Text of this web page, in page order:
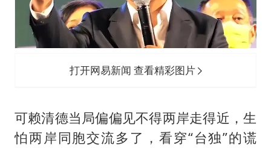
打开网易新闻 查看精彩图片
可赖清德当局偏偏见不得两岸走得近，生
怕两岸同胞交流多了，看穿“台独”的谎